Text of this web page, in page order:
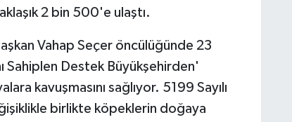
2 bin 500'e ulaştı.
Vahap Seçer öncülüğünde 23
Sahiplen Destek Büyükşehirden'
kavuşmasını sağlıyor. 5199 Sayılı
birlikte köpeklerin doğaya